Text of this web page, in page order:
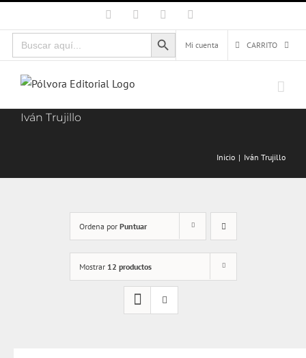
al
contenido
Facebook Instagram
Buscar:
Botón de búsqueda
Mi cuenta
CARRITO
Iván Trujillo
Inicio Iván Trujillo
Ordena por Puntuar
Mostrar 12 productos